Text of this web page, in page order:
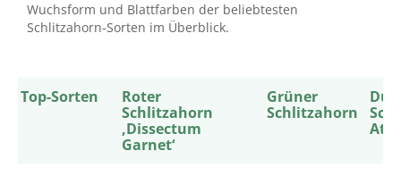
Wuchsform und Blattfarben der beliebtesten
Schlitzahorn-Sorten im Überblick.
Top-Sorten
Roter
Schlitzahorn
‚Dissectum
Garnet‘
Grüner
Schlitzahorn